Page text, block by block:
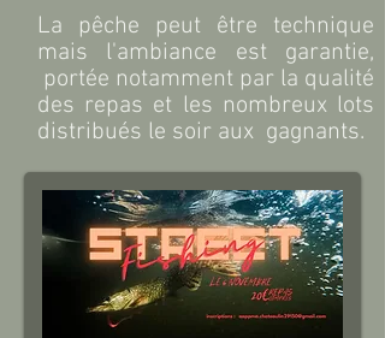
La pêche peut être technique
mais l'ambiance est garantie,
portée notamment par la qualité
des repas et les nombreux lots
distribués le soir aux gagnants.